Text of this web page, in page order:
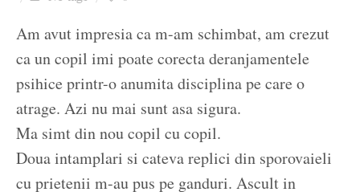
Am avut impresia ca m-am schimbat, am crezut
ca un copil imi poate corecta deranjamentele
psihice printr-o anumita disciplina pe care o
atrage. Azi nu mai sunt asa sigura.
Ma simt din nou copil cu copil.
Doua intamplari si cateva replici din sporovaieli
cu prietenii m-au pus pe ganduri. Ascult in